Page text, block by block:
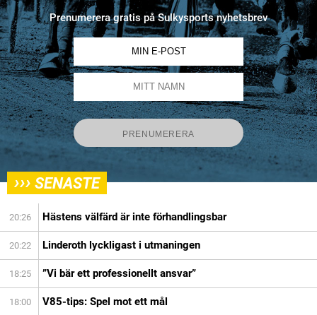
Prenumerera gratis på Sulkysports nyhetsbrev
››› SENASTE
20:26 Hästens välfärd är inte förhandlingsbar
20:22 Linderoth lyckligast i utmaningen
18:25 ”Vi bär ett professionellt ansvar”
18:00 V85-tips: Spel mot ett mål